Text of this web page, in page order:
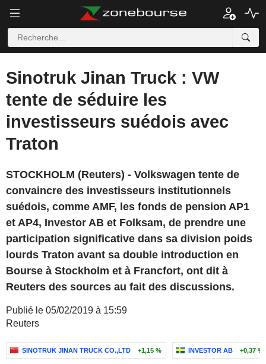
Sinotruk Jinan Truck : VW
tente de séduire les
investisseurs suédois avec
Traton
STOCKHOLM (Reuters) - Volkswagen tente de
convaincre des investisseurs institutionnels
suédois, comme AMF, les fonds de pension AP1
et AP4, Investor AB et Folksam, de prendre une
participation significative dans sa division poids
lourds Traton avant sa double introduction en
Bourse à Stockholm et à Francfort, ont dit à
Reuters des sources au fait des discussions.
Publié le 05/02/2019 à 15:59
Reuters
SINOTRUK JINAN TRUCK CO.,LTD +1,15 % INVESTOR AB +0,37 %